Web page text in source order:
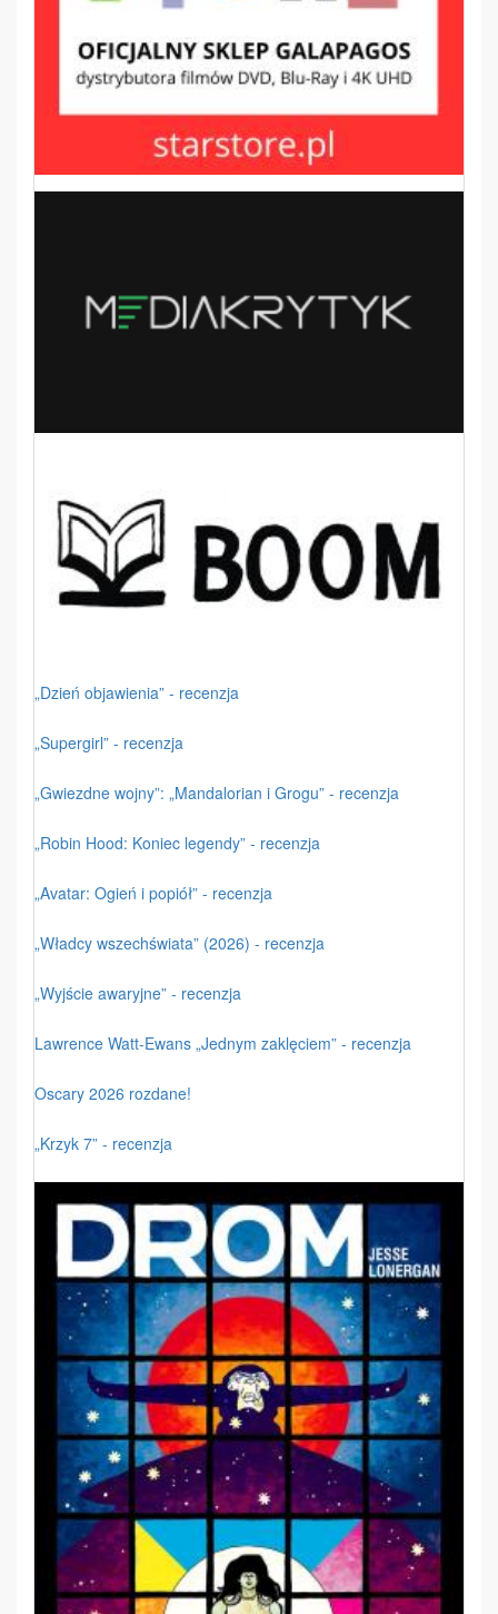
„Dzień objawienia” - recenzja
„Supergirl” - recenzja
„Gwiezdne wojny”: „Mandalorian i Grogu” - recenzja
„Robin Hood: Koniec legendy” - recenzja
„Avatar: Ogień i popiół” - recenzja
„Władcy wszechświata” (2026) - recenzja
„Wyjście awaryjne” - recenzja
Lawrence Watt-Ewans „Jednym zaklęciem” - recenzja
Oscary 2026 rozdane!
„Krzyk 7” - recenzja